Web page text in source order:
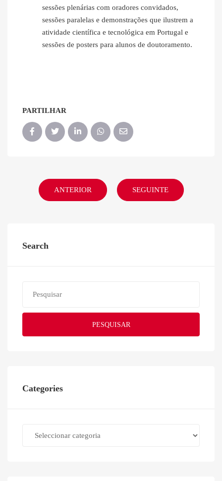
sessões plenárias com oradores convidados,
sessões paralelas e demonstrações que ilustrem a
atividade científica e tecnológica em Portugal e
sessões de posters para alunos de doutoramento.
PARTILHAR
ANTERIOR SEGUINTE
Search
PESQUISAR
Categories